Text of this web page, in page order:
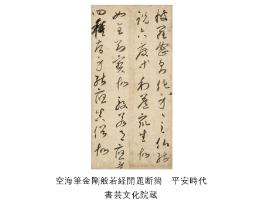
空海筆金剛般若経開題断簡 平安時代
書芸文化院蔵